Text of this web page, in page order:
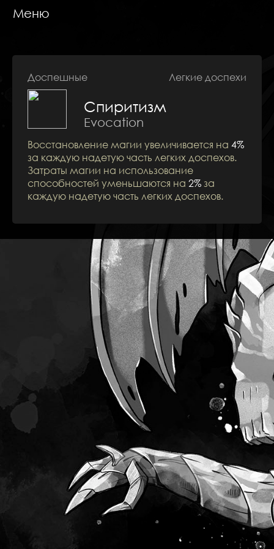
Меню
Доспешные Легкие доспехи
Спиритизм
Evocation
Восстановление магии увеличивается на 4%
за каждую надетую часть легких доспехов.
Затраты магии на использование
способностей уменьшаются на 2%за
каждую надетую часть легких доспехов.